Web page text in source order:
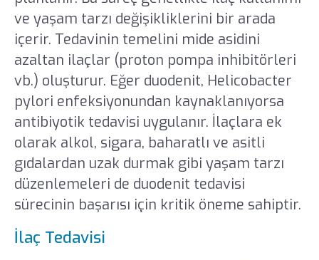
ve yaşam tarzı değişikliklerini bir arada
içerir. Tedavinin temelini mide asidini
azaltan ilaçlar (proton pompa inhibitörleri
vb.) oluşturur. Eğer duodenit, Helicobacter
pylori enfeksiyonundan kaynaklanıyorsa
antibiyotik tedavisi uygulanır. İlaçlara ek
olarak alkol, sigara, baharatlı ve asitli
gıdalardan uzak durmak gibi yaşam tarzı
düzenlemeleri de duodenit tedavisi
sürecinin başarısı için kritik öneme sahiptir.
İlaç Tedavisi